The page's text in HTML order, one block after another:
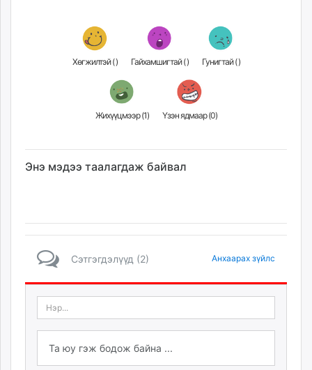
Хөгжилтэй () Гайхамшигтай () Гунигтай ()
Жихүүцмээр (1) Үзэн ядмаар (0)
Энэ мэдээ таалагдаж байвал
Сэтгэгдэлүүд (2) Анхаарах зүйлс